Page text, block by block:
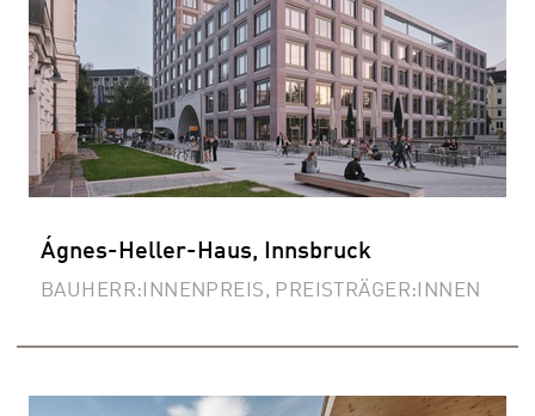
Ágnes-Heller-Haus, Innsbruck
BAUHERR:INNENPREIS, PREISTRÄGER:INNEN